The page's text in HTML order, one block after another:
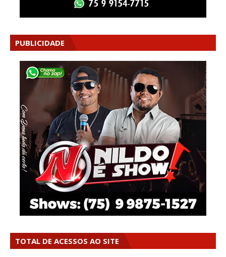
PUBLICIDADE
TOTAL DE ACESSOS AO SITE